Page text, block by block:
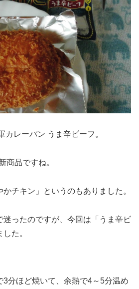
カレーパン うま辛ビーフ。
商品ですね。
チキン」というのもありました。
迷ったのですが、今回は「うま辛ビ
た。
3分ほど焼いて、余熱で4～5分温め